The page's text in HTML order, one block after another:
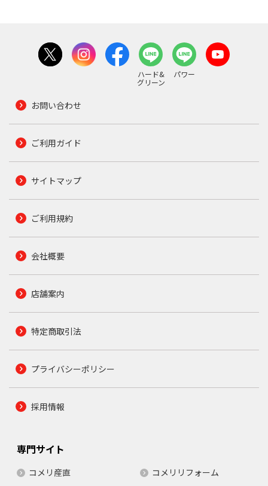
ハード&
グリーン
パワー
お問い合わせ
ご利用ガイド
サイトマップ
ご利用規約
会社概要
店舗案内
特定商取引法
プライバシーポリシー
採用情報
専門サイト
コメリ産直 コメリリフォーム